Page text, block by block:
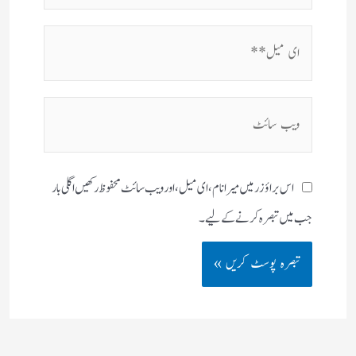
اس براؤزر میں میرا نام، ای میل، اور ویب سائٹ محفوظ رکھیں اگلی بار
جب میں تبصرہ کرنے کےلیے۔